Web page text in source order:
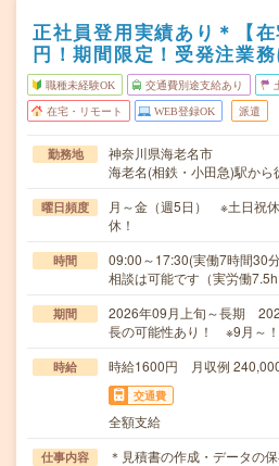
正社員登用実績あり＊【
円！期間限定！受発注業
職種未経験OK 交通費別途支給あり
在宅・リモート WEB登録OK 派遣
勤務地
神奈川県海老名市
海老名(相鉄・小田急)駅から
曜日頻度
月～金（週5日） ※土日祝
休！
時間
09:00～17:30(実働7時間30
相談は可能です（実労働
期間
2026年09月上旬～長期
長の可能性あり！ ※9月～！
時給 時給1600円 月収例
交通費
全額支給
仕事内容
＊見積書の作成・データの